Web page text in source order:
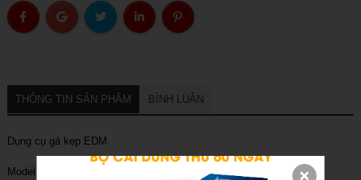
THÔNG TIN SẢN PHẨM BÌNH LUẬN
Dụng cụ gá kẹp EDM
Model: 3A-300010